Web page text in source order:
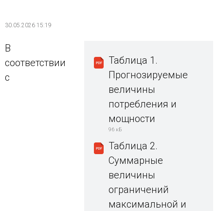
30.05.2026 15:19
Таблица 1.
Прогнозируемые
величины
потребления и
мощности
96 кБ
Таблица 2.
Суммарные
величины
ограничений
максимальной и
В
соответствии
с